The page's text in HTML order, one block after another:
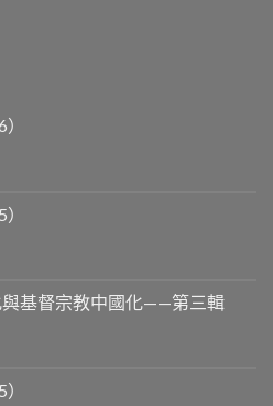
基督宗教中國化——第三輯